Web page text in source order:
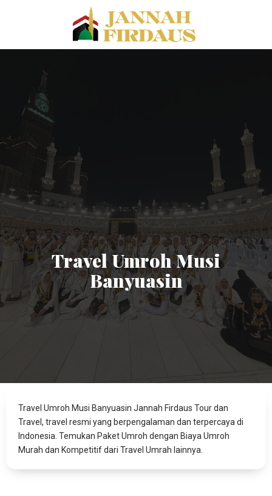
Travel Umroh Musi
Banyuasin
Travel Umroh Musi Banyuasin Jannah Firdaus Tour dan
Travel, travel resmi yang berpengalaman dan terpercaya di
Indonesia. Temukan Paket Umroh dengan Biaya Umroh
Murah dan Kompetitif dari Travel Umrah lainnya.